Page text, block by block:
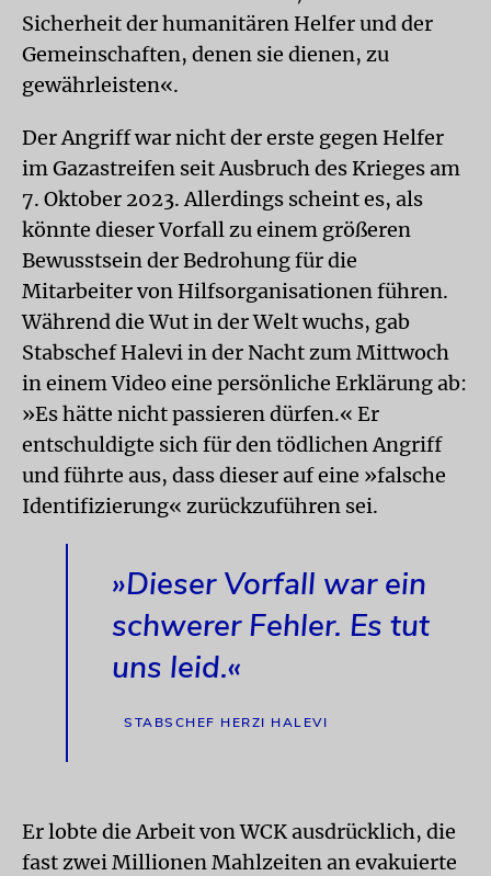
Sicherheit der humanitären Helfer und der
Gemeinschaften, denen sie dienen, zu
gewährleisten«.
Der Angriff war nicht der erste gegen Helfer
im Gazastreifen seit Ausbruch des Krieges am
7. Oktober 2023. Allerdings scheint es, als
könnte dieser Vorfall zu einem größeren
Bewusstsein der Bedrohung für die
Mitarbeiter von Hilfsorganisationen führen.
Während die Wut in der Welt wuchs, gab
Stabschef Halevi in der Nacht zum Mittwoch
in einem Video eine persönliche Erklärung ab:
»Es hätte nicht passieren dürfen.« Er
entschuldigte sich für den tödlichen Angriff
und führte aus, dass dieser auf eine »falsche
Identifizierung« zurückzuführen sei.
»Dieser Vorfall war ein
schwerer Fehler. Es tut
uns leid.«
STABSCHEF HERZI HALEVI
Er lobte die Arbeit von WCK ausdrücklich, die
fast zwei Millionen Mahlzeiten an evakuierte